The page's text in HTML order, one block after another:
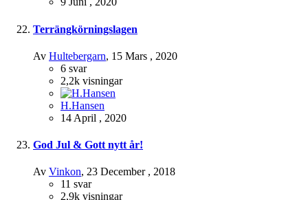
Terrängkörningslagen
Av Hultebergarn, 15 Mars , 2020
6 svar
2,2k visningar
H.Hansen
14 April , 2020
God Jul & Gott nytt år!
Av Vinkon, 23 December , 2018
11 svar
2,9k visningar